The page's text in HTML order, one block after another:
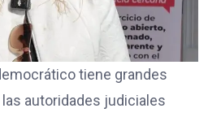
tiene grandes
autoridades judiciales